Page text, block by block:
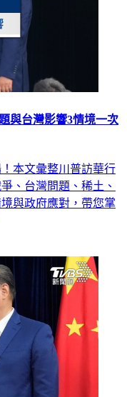
與台灣影響3情境一次
本文彙整川普訪華行
、台灣問題、稀土、
與政府應對，帶您掌